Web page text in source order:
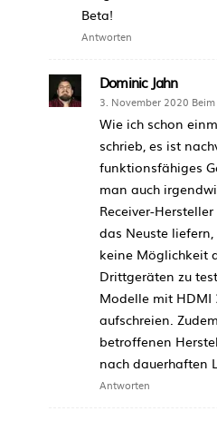
Beta!
Antworten
Dominic Jahn
3. November 2020
Wie ich schon
schrieb, es ist
funktionsfähiges
man auch
Receiver-
das Neuste
keine Möglichkeit
Drittgeräten zu
Modelle mit HDMI
aufschreien.
betroffenen
nach dauerhaften
Antworten